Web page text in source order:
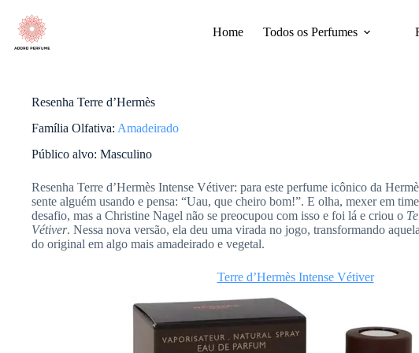
para
conteúdo
Home Todos os Perfumes
Resenha Terre d’Hermès
Família Olfativa: Amadeirado
Público alvo: Masculino
Resenha Terre d’Hermès Intense Vétiver: para este perfume icônico da
sente alguém usando e pensa: “Uau, que cheiro bom!”. E olha, mexer em
desafio, mas a Christine Nagel não se preocupou com isso e foi lá e criou o
Vétiver. Nessa nova versão, ela deu uma virada no jogo, transformando
do original em algo mais amadeirado e vegetal.
Terre d’Hermès Intense Vétiver